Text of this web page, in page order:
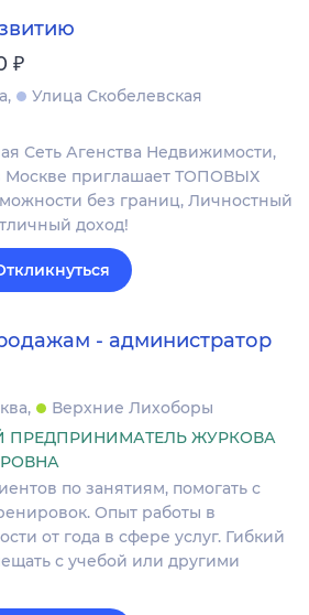
₽
Улица Скобелевская
Сеть Агенства Недвижимости,
Москве приглашает ТОПОВЫХ
без границ, Личностный
доход!
- администратор
Верхние Лихоборы
ПРЕДПРИНИМАТЕЛЬ ЖУРКОВА
по занятиям, помогать с
Опыт работы в
от года в сфере услуг. Гибкий
с учебой или другими